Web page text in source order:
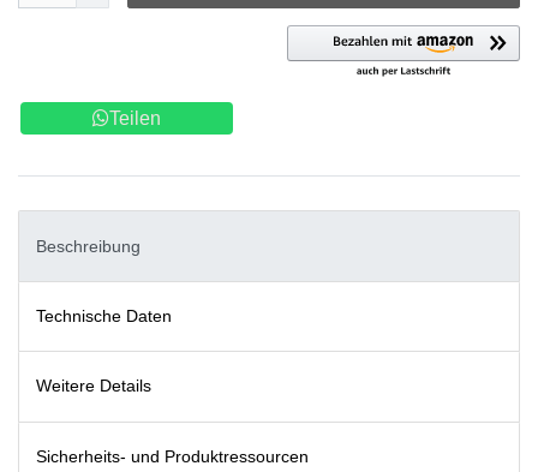
Teilen
Beschreibung
Technische Daten
Weitere Details
Sicherheits- und Produktressourcen